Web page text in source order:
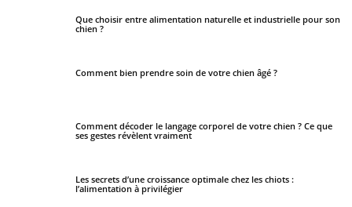
Que choisir entre alimentation naturelle et industrielle pour son
chien ?
Comment bien prendre soin de votre chien âgé ?
Comment décoder le langage corporel de votre chien ? Ce que
ses gestes révèlent vraiment
Les secrets d’une croissance optimale chez les chiots :
l’alimentation à privilégier